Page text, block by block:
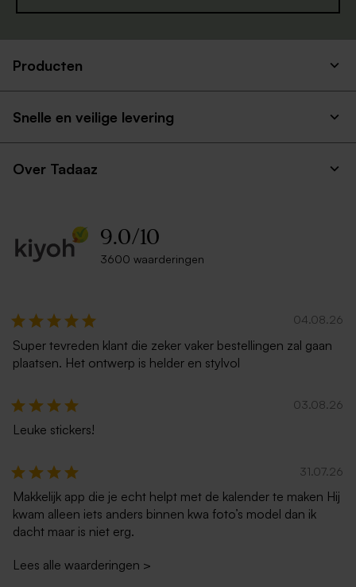
met puntklep
gerecycleerd papier
Witte envelop liggend
Producten
Snelle en veilige levering
Over Tadaaz
9.0/10
3600 waarderingen
04.08.26
Super tevreden klant die zeker vaker bestellingen zal gaan
plaatsen. Het ontwerp is helder en stylvol
03.08.26
Leuke stickers!
31.07.26
Makkelijk app die je echt helpt met de kalender te maken Hij
kwam alleen iets anders binnen kwa foto’s model dan ik
dacht maar is niet erg.
Lees alle waarderingen >